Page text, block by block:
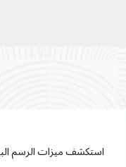
استكشف ميزات الرسم